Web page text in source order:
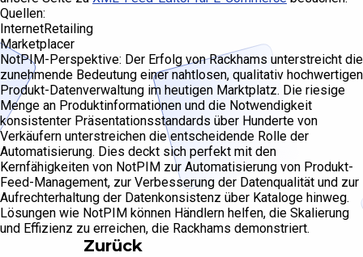
Quellen:
InternetRetailing
Marketplacer
NotPIM-Perspektive: Der Erfolg von Rackhams unterstreicht die
zunehmende Bedeutung einer nahtlosen, qualitativ hochwertigen
Produkt-Datenverwaltung im heutigen Marktplatz. Die riesige
Menge an Produktinformationen und die Notwendigkeit
konsistenter Präsentationsstandards über Hunderte von
Verkäufern unterstreichen die entscheidende Rolle der
Automatisierung. Dies deckt sich perfekt mit den
Kernfähigkeiten von NotPIM zur Automatisierung von Produkt-
Feed-Management, zur Verbesserung der Datenqualität und zur
Aufrechterhaltung der Datenkonsistenz über Kataloge hinweg.
Lösungen wie NotPIM können Händlern helfen, die Skalierung
und Effizienz zu erreichen, die Rackhams demonstriert.
Zurück